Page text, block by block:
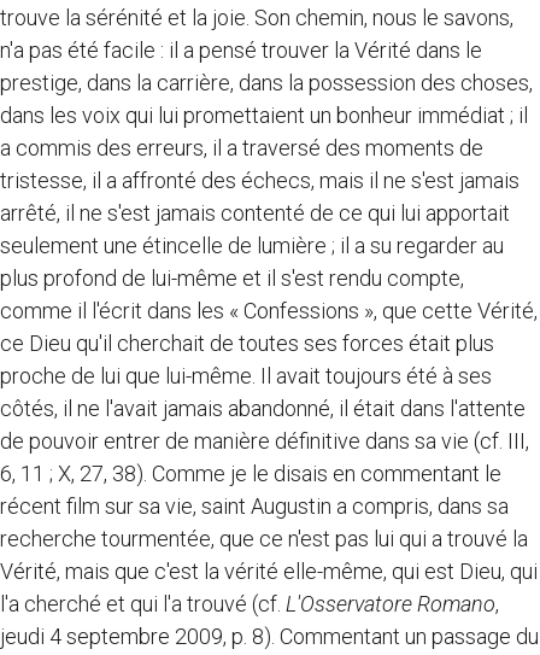
trouve la sérénité et la joie. Son chemin, nous le savons,
n'a pas été facile : il a pensé trouver la Vérité dans le
prestige, dans la carrière, dans la possession des choses,
dans les voix qui lui promettaient un bonheur immédiat ; il
a commis des erreurs, il a traversé des moments de
tristesse, il a affronté des échecs, mais il ne s'est jamais
arrêté, il ne s'est jamais contenté de ce qui lui apportait
seulement une étincelle de lumière ; il a su regarder au
plus profond de lui-même et il s'est rendu compte,
comme il l'écrit dans les « Confessions », que cette Vérité,
ce Dieu qu'il cherchait de toutes ses forces était plus
proche de lui que lui-même. Il avait toujours été à ses
côtés, il ne l'avait jamais abandonné, il était dans l'attente
de pouvoir entrer de manière définitive dans sa vie (cf. III,
6, 11 ; X, 27, 38). Comme je le disais en commentant le
récent film sur sa vie, saint Augustin a compris, dans sa
recherche tourmentée, que ce n'est pas lui qui a trouvé la
Vérité, mais que c'est la vérité elle-même, qui est Dieu, qui
l'a cherché et qui l'a trouvé (cf. L'Osservatore Romano,
jeudi 4 septembre 2009, p. 8). Commentant un passage du